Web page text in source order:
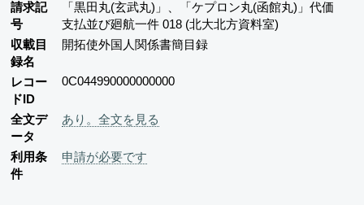
請求記
号
「黒田丸(玄武丸)」、「ケプロン丸(函館丸)」代価
支払並び廻航一件 018 (北大北方資料室)
収載目
録名
開拓使外国人関係書簡目録
レコー
ドID
0C044990000000000
全文デ
ータ
あり。全文を見る
利用条
件
申請が必要です